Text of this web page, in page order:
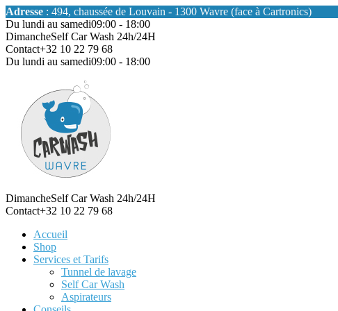
Adresse : 494, chaussée de Louvain - 1300 Wavre (face à Cartronics)
Du lundi au samedi09:00 - 18:00
DimancheSelf Car Wash 24h/24H
Contact+32 10 22 79 68
Du lundi au samedi09:00 - 18:00
DimancheSelf Car Wash 24h/24H
Contact+32 10 22 79 68
Accueil
Shop
Services et Tarifs
Tunnel de lavage
Self Car Wash
Aspirateurs